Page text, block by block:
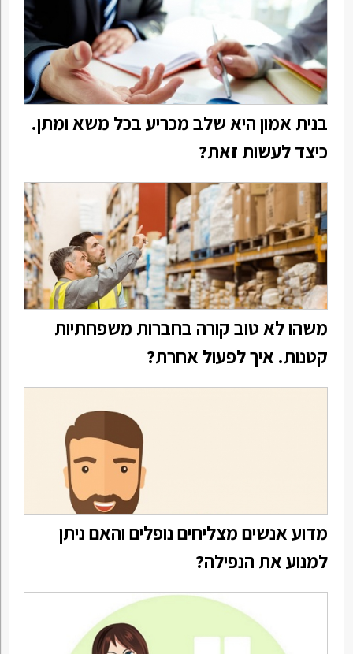
בנית אמון היא שלב מכריע בכל משא ומתן.
כיצד לעשות זאת?
משהו לא טוב קורה בחברות משפחתיות
קטנות. איך לפעול אחרת?
מדוע אנשים מצליחים נופלים והאם ניתן
למנוע את הנפילה?